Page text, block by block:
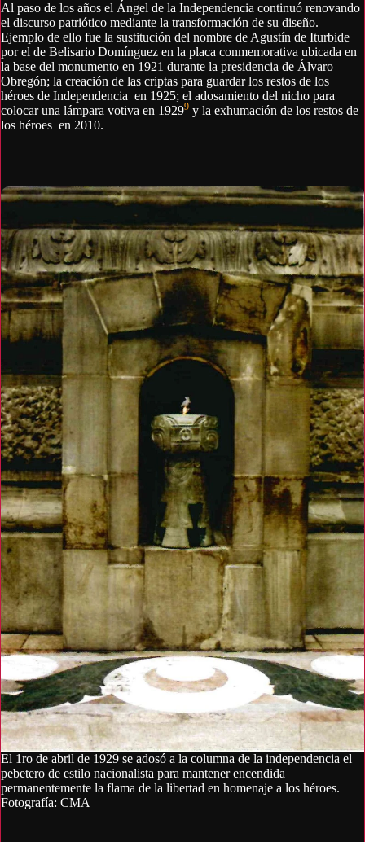
Al paso de los años el Ángel de la Independencia continuó renovando
el discurso patriótico mediante la transformación de su diseño.
Ejemplo de ello fue la sustitución del nombre de Agustín de Iturbide
por el de Belisario Domínguez en la placa conmemorativa ubicada en
la base del monumento en 1921 durante la presidencia de Álvaro
Obregón; la creación de las criptas para guardar los restos de los
héroes de Independencia en 1925; el adosamiento del nicho para
colocar una lámpara votiva en 19299 y la exhumación de los restos de
los héroes en 2010.
El 1ro de abril de 1929 se adosó a la columna de la independencia el
pebetero de estilo nacionalista para mantener encendida
permanentemente la flama de la libertad en homenaje a los héroes.
Fotografía: CMA